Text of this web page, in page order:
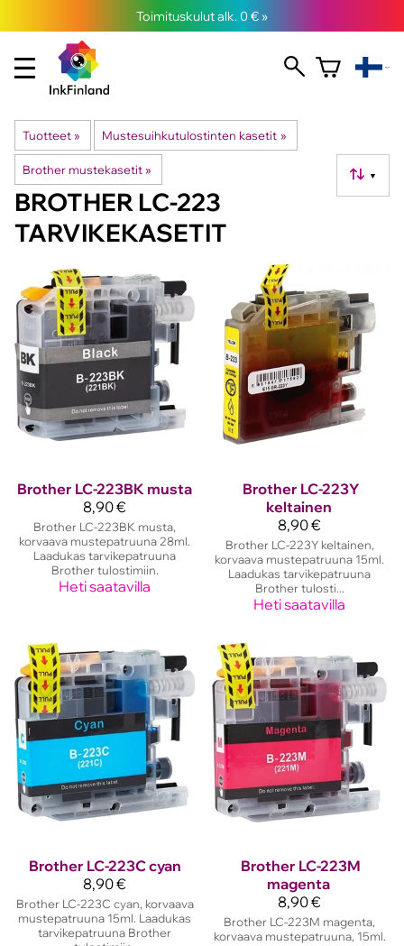
Toimituskulut alk. 0 € »
Tuotteet ‪» Mustesuihkutulostinten kasetit ‪»
Brother mustekasetit ‪» ▼
BROTHER LC-223
TARVIKEKASETIT
Brother LC-223BK musta
8,90 €
Brother LC-223BK musta,
korvaava mustepatruuna 28ml.
Laadukas tarvikepatruuna
Brother tulostimiin.
Heti saatavilla
Brother LC-223Y
keltainen
8,90 €
Brother LC-223Y keltainen,
korvaava mustepatruuna 15ml.
Laadukas tarvikepatruuna
Brother tulosti...
Heti saatavilla
Brother LC-223C cyan
8,90 €
Brother LC-223C cyan, korvaava
mustepatruuna 15ml. Laadukas
tarvikepatruuna Brother
Brother LC-223M
magenta
8,90 €
Brother LC-223M magenta,
korvaava mustepatruuna, 15ml.